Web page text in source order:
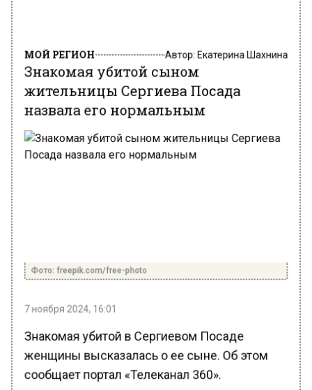
МОЙ РЕГИОН
Знакомая убитой сыном
жительницы Сергиева Посада
назвала его нормальным
Фото: freepik.com/free-photo
7 ноября 2024, 16:01
Знакомая убитой в Сергиевом Посаде
женщины высказалась о ее сыне. Об этом
сообщает портал «Телеканал 360».